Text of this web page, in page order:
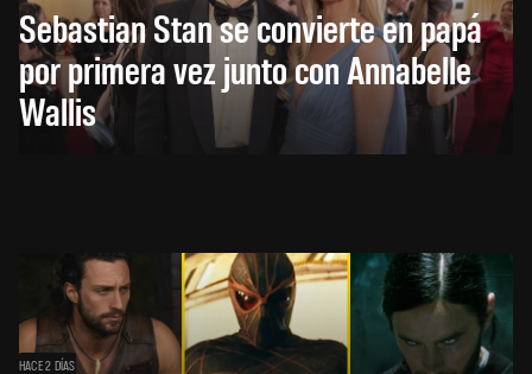
Sebastian Stan se convierte en papá
por primera vez junto con Annabelle
Wallis
HACE 2 DÍAS